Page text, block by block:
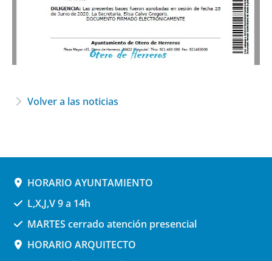
Volver a las noticias
HORARIO AYUNTAMIENTO
L,X,J,V 9 a 14h
MARTES cerrado atención presencial
HORARIO ARQUITECTO